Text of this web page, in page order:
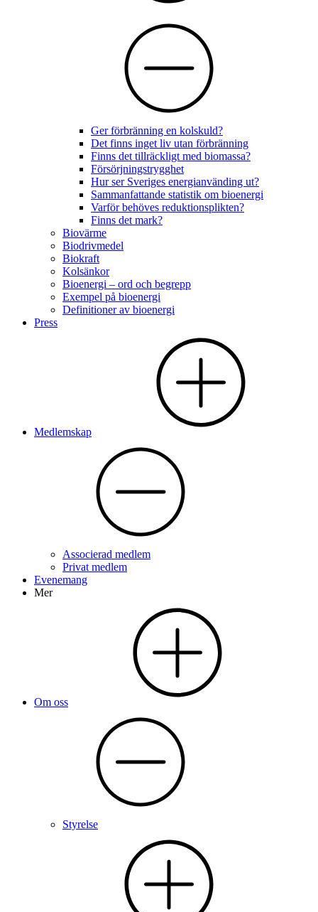
Ger förbränning en kolskuld?
Det finns inget liv utan förbränning
Finns det tillräckligt med biomassa?
Försörjningstrygghet
Hur ser Sveriges energianvänding ut?
Sammanfattande statistik om bioenergi
Varför behöves reduktionsplikten?
Finns det mark?
Biovärme
Biodrivmedel
Biokraft
Kolsänkor
Bioenergi – ord och begrepp
Exempel på bioenergi
Definitioner av bioenergi
Press
Medlemskap
Associerad medlem
Privat medlem
Evenemang
Mer
Om oss
Styrelse